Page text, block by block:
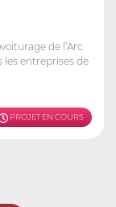
de l’Arc
les entreprises de
PROJET EN COURS